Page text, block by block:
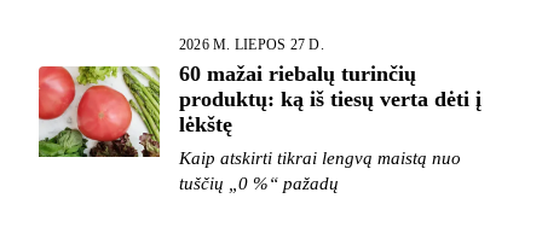
2026 M. LIEPOS 27 D.
60 mažai riebalų turinčių
produktų: ką iš tiesų verta dėti į
lėkštę
Kaip atskirti tikrai lengvą maistą nuo
tuščių „0 %“ pažadų